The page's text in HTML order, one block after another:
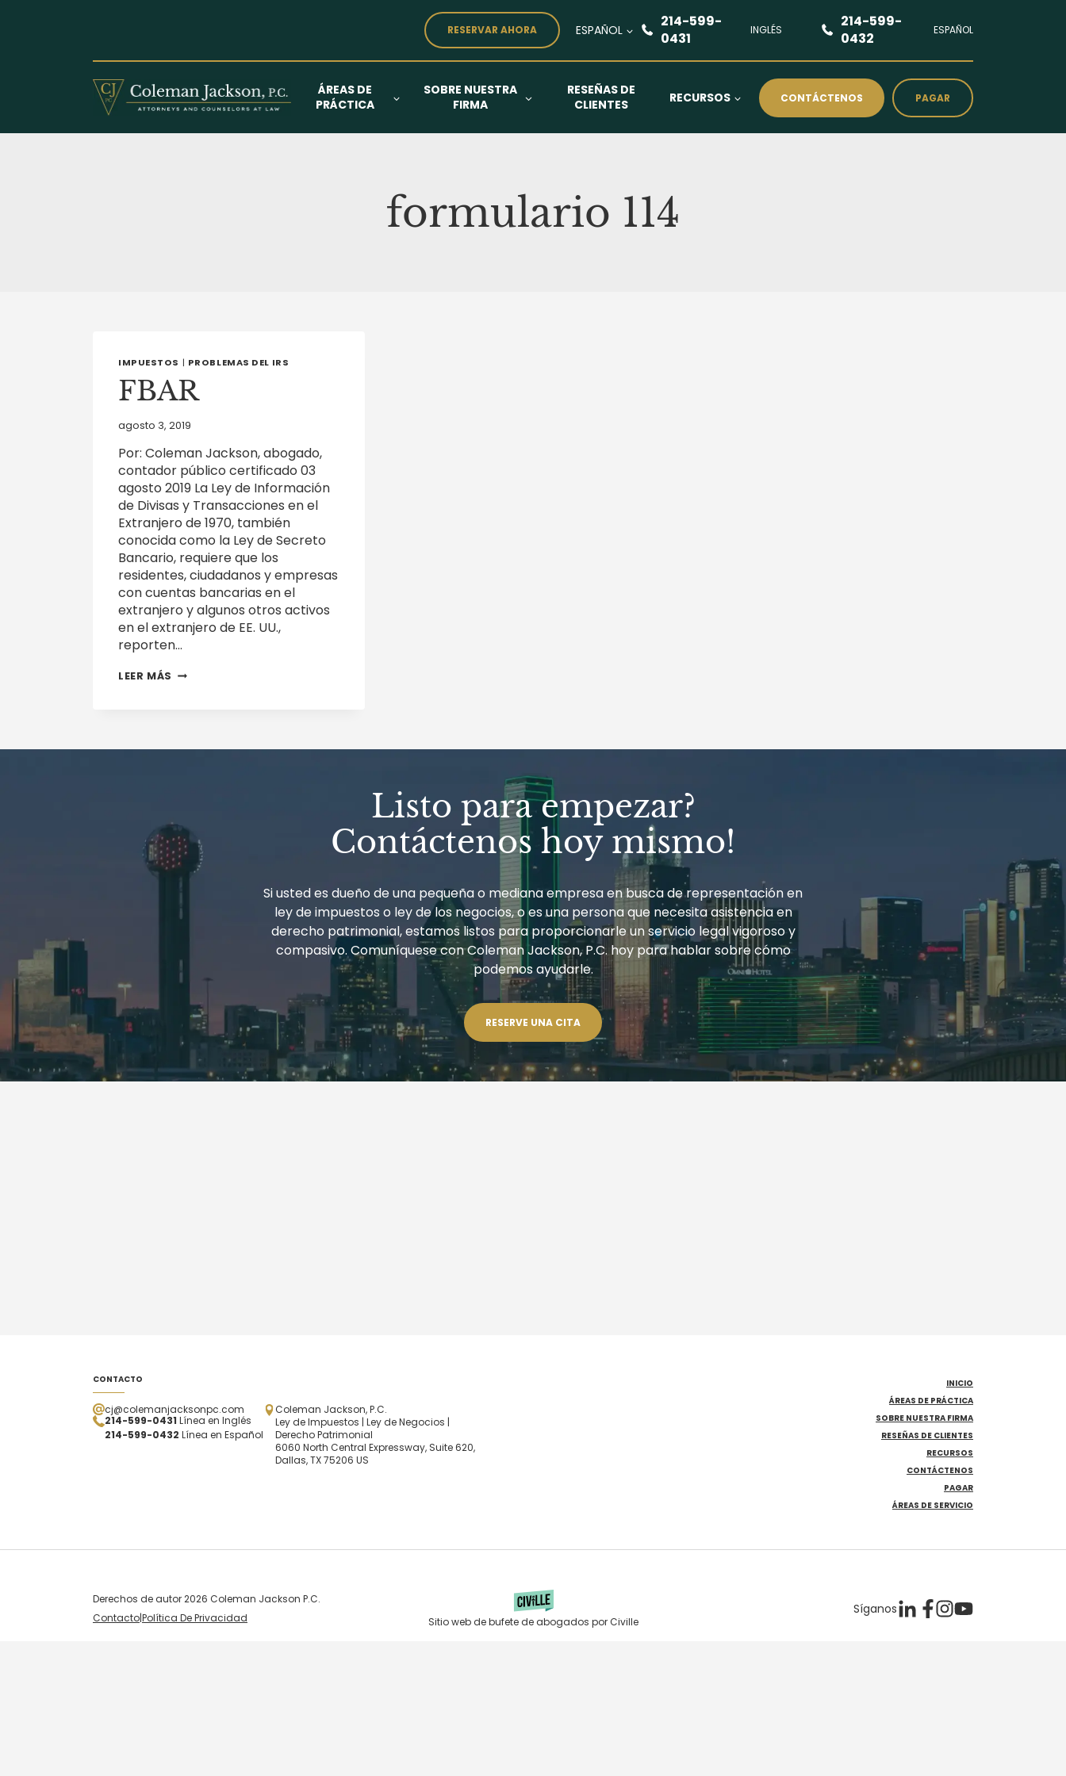
RESERVAR AHORA ESPAÑOL
214-599-
0431
INGLÉS
214-599-
0432
ESPAÑOL
ÁREAS DE
PRÁCTICA
SOBRE NUESTRA
FIRMA
RESEÑAS DE
CLIENTES
RECURSOS CONTÁCTENOS PAGAR
formulario 114
IMPUESTOS | PROBLEMAS DEL IRS
FBAR
agosto 3, 2019
Por: Coleman Jackson, abogado,
contador público certificado 03
agosto 2019 La Ley de Información
de Divisas y Transacciones en el
Extranjero de 1970, también
conocida como la Ley de Secreto
Bancario, requiere que los
residentes, ciudadanos y empresas
con cuentas bancarias en el
extranjero y algunos otros activos
en el extranjero de EE. UU.,
reporten…
LEER MÁS FBAR
Listo para empezar?
Contáctenos hoy mismo!
Si usted es dueño de una pequeña o mediana empresa en busca de representación en
ley de impuestos o ley de los negocios, o es una persona que necesita asistencia en
derecho patrimonial, estamos listos para proporcionarle un servicio legal vigoroso y
compasivo. Comuníquese con Coleman Jackson, P.C. hoy para hablar sobre cómo
podemos ayudarle.
RESERVE UNA CITA
CONTACTO
cj@colemanjacksonpc.com
214-599-0431 Línea en Inglés
214-599-0432 Línea en Español
Coleman Jackson, P.C.
Ley de Impuestos | Ley de Negocios |
Derecho Patrimonial
6060 North Central Expressway, Suite 620,
Dallas, TX 75206 US
INICIO
ÁREAS DE PRÁCTICA
SOBRE NUESTRA FIRMA
RESEÑAS DE CLIENTES
RECURSOS
CONTÁCTENOS
PAGAR
ÁREAS DE SERVICIO
Derechos de autor 2026 Coleman Jackson P.C.
Contacto|Política De Privacidad Sitio web de bufete de abogados por Civille
Síganos